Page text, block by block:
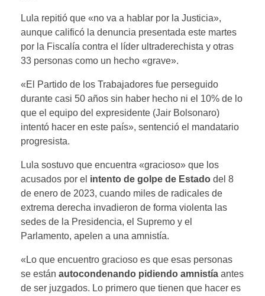
Lula repitió que «no va a hablar por la Justicia»,
aunque calificó la denuncia presentada este martes
por la Fiscalía contra el líder ultraderechista y otras
33 personas como un hecho «grave».
«El Partido de los Trabajadores fue perseguido
durante casi 50 años sin haber hecho ni el 10% de lo
que el equipo del expresidente (Jair Bolsonaro)
intentó hacer en este país», sentenció el mandatario
progresista.
Lula sostuvo que encuentra «gracioso» que los
acusados por el intento de golpe de Estado del 8
de enero de 2023, cuando miles de radicales de
extrema derecha invadieron de forma violenta las
sedes de la Presidencia, el Supremo y el
Parlamento, apelen a una amnistía.
«Lo que encuentro gracioso es que esas personas
se están autocondenando pidiendo amnistía antes
de ser juzgados. Lo primero que tienen que hacer es